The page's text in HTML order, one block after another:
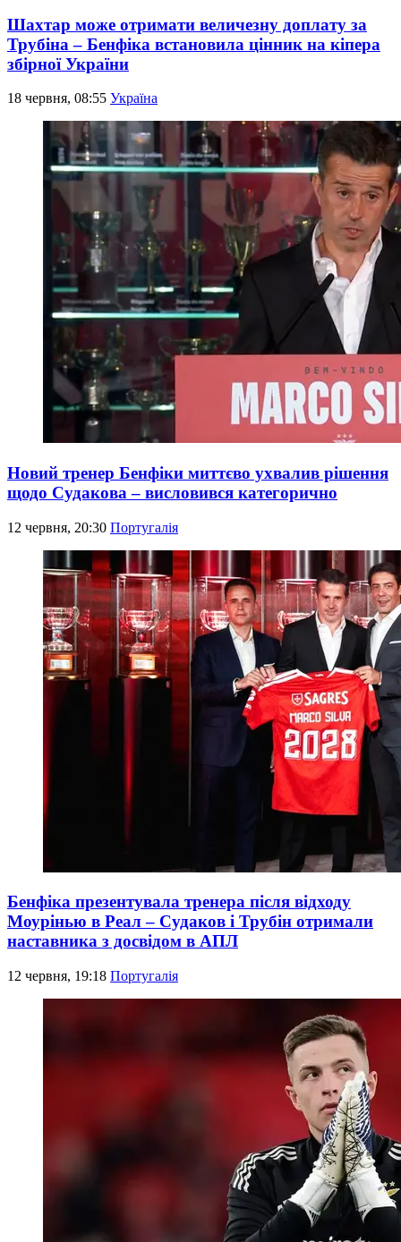
Шахтар може отримати величезну доплату за
Трубіна – Бенфіка встановила цінник на кіпера
збірної України
18 червня, 08:55 Україна
Новий тренер Бенфіки миттєво ухвалив рішення
щодо Судакова – висловився категорично
12 червня, 20:30 Португалія
Бенфіка презентувала тренера після відходу
Моурінью в Реал – Судаков і Трубін отримали
наставника з досвідом в АПЛ
12 червня, 19:18 Португалія